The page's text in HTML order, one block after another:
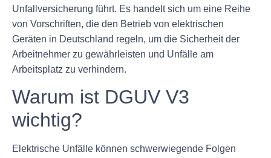
Unfallversicherung führt. Es handelt sich um eine Reihe
von Vorschriften, die den Betrieb von elektrischen
Geräten in Deutschland regeln, um die Sicherheit der
Arbeitnehmer zu gewährleisten und Unfälle am
Arbeitsplatz zu verhindern.
Warum ist DGUV V3
wichtig?
Elektrische Unfälle können schwerwiegende Folgen